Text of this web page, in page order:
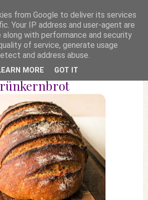
from Google to deliver its services
Your IP address and user-agent are
along with performance and security
of service, generate usage
and address abuse.
MORE GOT IT